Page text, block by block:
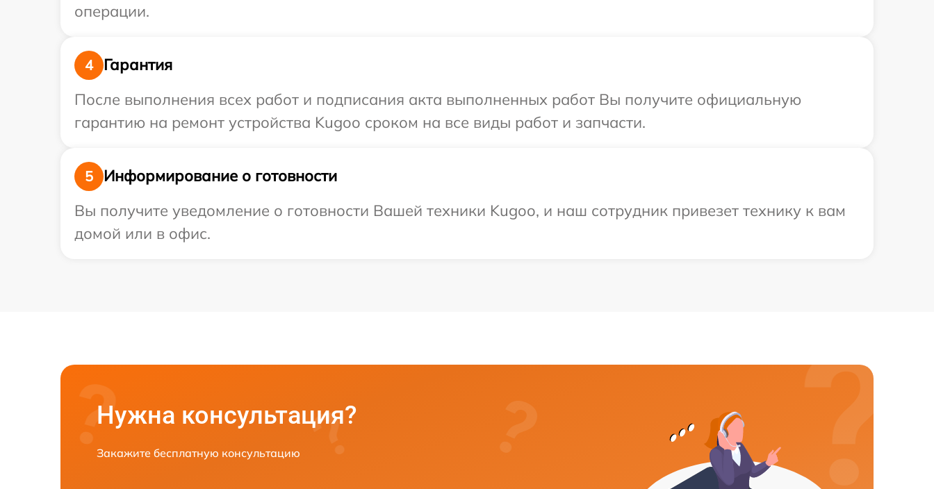
операции.
4
Гарантия
После выполнения всех работ и подписания акта выполненных работ Вы получите официальную
гарантию на ремонт устройства Kugoo сроком на все виды работ и запчасти.
5
Информирование о готовности
Вы получите уведомление о готовности Вашей техники Kugoo, и наш сотрудник привезет технику к вам
домой или в офис.
Нужна консультация?
Закажите бесплатную консультацию